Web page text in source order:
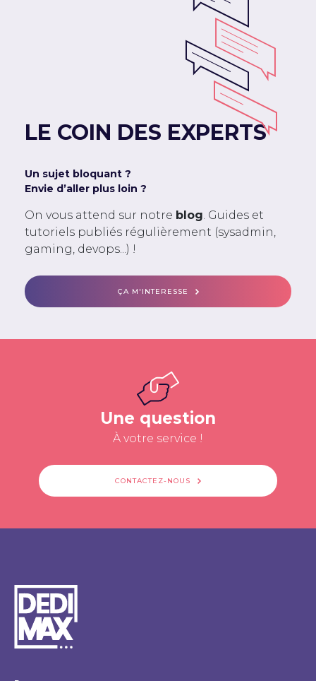
LE COIN DES EXPERTS
Un sujet bloquant ?
Envie d’aller plus loin ?
On vous attend sur notre blog. Guides et
tutoriels publiés régulièrement (sysadmin,
gaming, devops...) !
ÇA M'INTERESSE
Une question
À votre service !
CONTACTEZ-NOUS